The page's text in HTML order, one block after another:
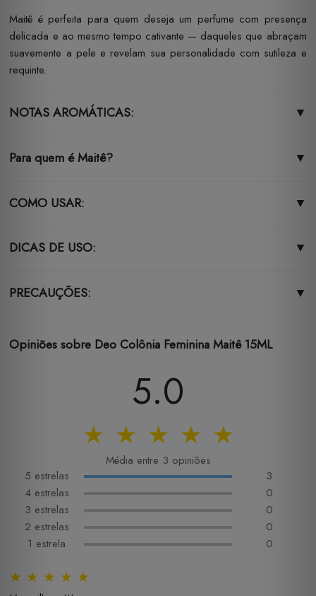
Maitê é perfeita para quem deseja um perfume com presença
delicada e ao mesmo tempo cativante — daqueles que abraçam
suavemente a pele e revelam sua personalidade com sutileza e
requinte.
NOTAS AROMÁTICAS: ▼
Para quem é Maitê? ▼
COMO USAR: ▼
DICAS DE USO: ▼
PRECAUÇÕES: ▼
Opiniões sobre Deo Colônia Feminina Maitê 15ML
5.0
★
★
★
★
★
Média entre 3 opiniões
5 estrelas
3
4 estrelas
0
3 estrelas
0
2 estrelas
0
1 estrela
0
★
★
★
★
★